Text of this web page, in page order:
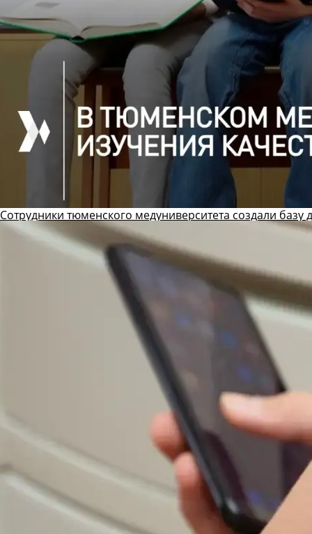
Сотрудники тюменского медуниверситета создали